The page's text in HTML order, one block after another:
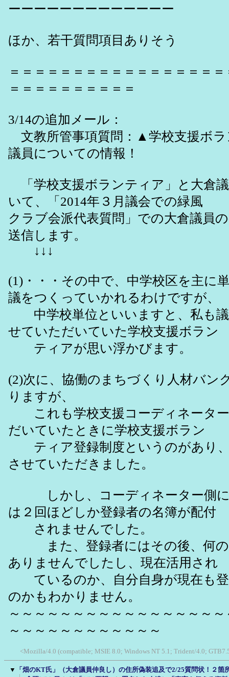
ーーーーーーーーーーーーー
ほか、若干質問項目ありそう
＝＝＝＝＝＝＝＝＝＝＝＝＝＝＝＝
＝＝＝＝＝＝＝＝＝＝
3/14の追加メール：
文教所管事項質問：▲学校支援ボラ
議員についての情報！
「学校支援ボランティア」と大倉
いて、「2014年３月議会での緑風
クラブ会派代表質問」での大倉議員
送信します。
↓↓↓
(1)・・・その中で、中学校区を主に
議をつくっていかれるわけですが、
中学校単位といいますと、私も議
せていただいていた学校支援ボラン
ティアが思い浮かびます。
(2)次に、協働のまちづくり人材バン
りますが、
これも学校支援コーディネータ
だいていたときに学校支援ボラン
ティア登録制度というのがあり、
させていただきました。
しかし、コーディネーター側に
は２回ほどしか登録者の名簿が配付
されませんでした。
また、登録者にはその後、何の
ありませんでしたし、現在活用され
ているのか、自分自身が現在も登
のかもわかりません。
～～～～～～～～～～～～～～～～
～～～～～～～～～～～～
<Mozilla/4.0 (compatible; MSIE 8.0; Windows NT 5.1; Trident/4.0;
▼
「畑のKT氏」（大倉議員仲良し）の住所偽装追及で2/25質問状！２箇